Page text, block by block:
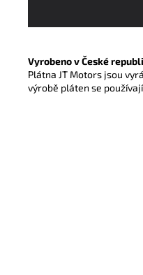
Vyrobeno v České
Plátna JT Motors jsou
výrobě pláten se